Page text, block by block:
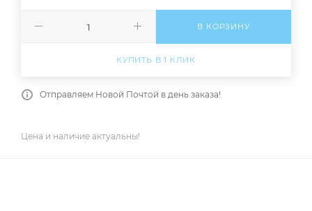
В КОРЗИНУ
КУПИТЬ В 1 КЛИК
Отправляем Новой Почтой в день заказа!
Цена и наличие актуальны!